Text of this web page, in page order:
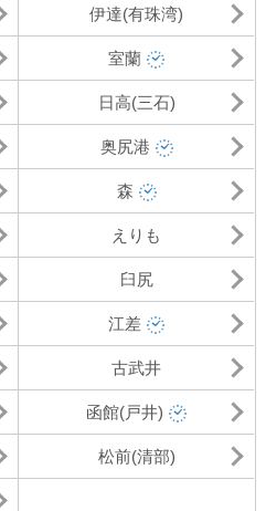
伊達(有珠湾)
室蘭
日高(三石)
奥尻港
森
えりも
臼尻
江差
古武井
函館(戸井)
松前(清部)